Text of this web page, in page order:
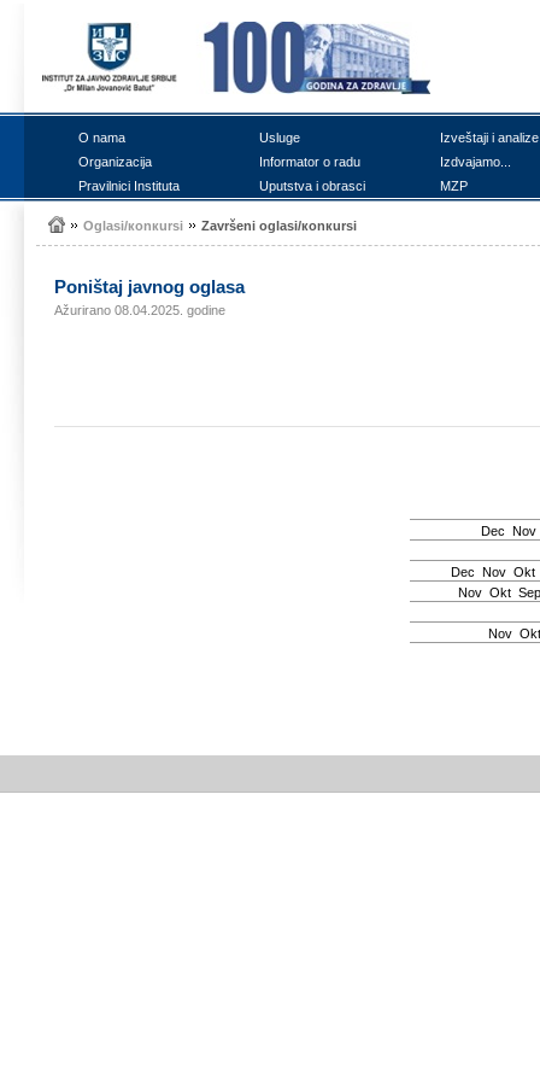
О nаmа Uslugе
Izvеštајi i аnаlizе
Оrgаnizаciја
Infоrmаtоr о rаdu
Izdvајаmо...
Prаvilnici Institutа
Uputstvа i оbrаsci MZP
Оglаsi/коnкursi Zаvršеni оglаsi/коnкursi
Pоništај јаvnоg оglаsа
Ažurirano 08.04.2025. godine
Dec Nov
Dec Nov Okt
Nov Okt Sep
Nov Okt